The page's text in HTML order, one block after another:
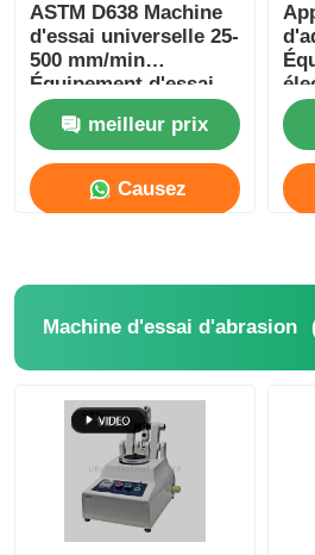
ASTM D638 Machine
d'essai universelle 25-
500 mm/min
Équipement d'essai
de traction de type
table meilleur prix
Causez
Machine d'essai d'abrasion